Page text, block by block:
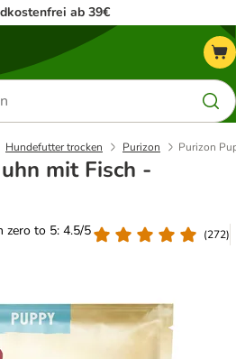
ab 39€
Hundefutter trocken Purizon Purizon
mit Fisch -
zero to 5: 4.5/5
(272)